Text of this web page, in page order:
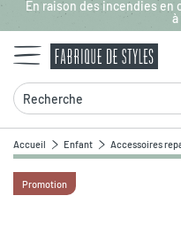
Aller au contenu principal
En raison des incendies en
Recherche
Accueil Enfant Accessoires
Promotion